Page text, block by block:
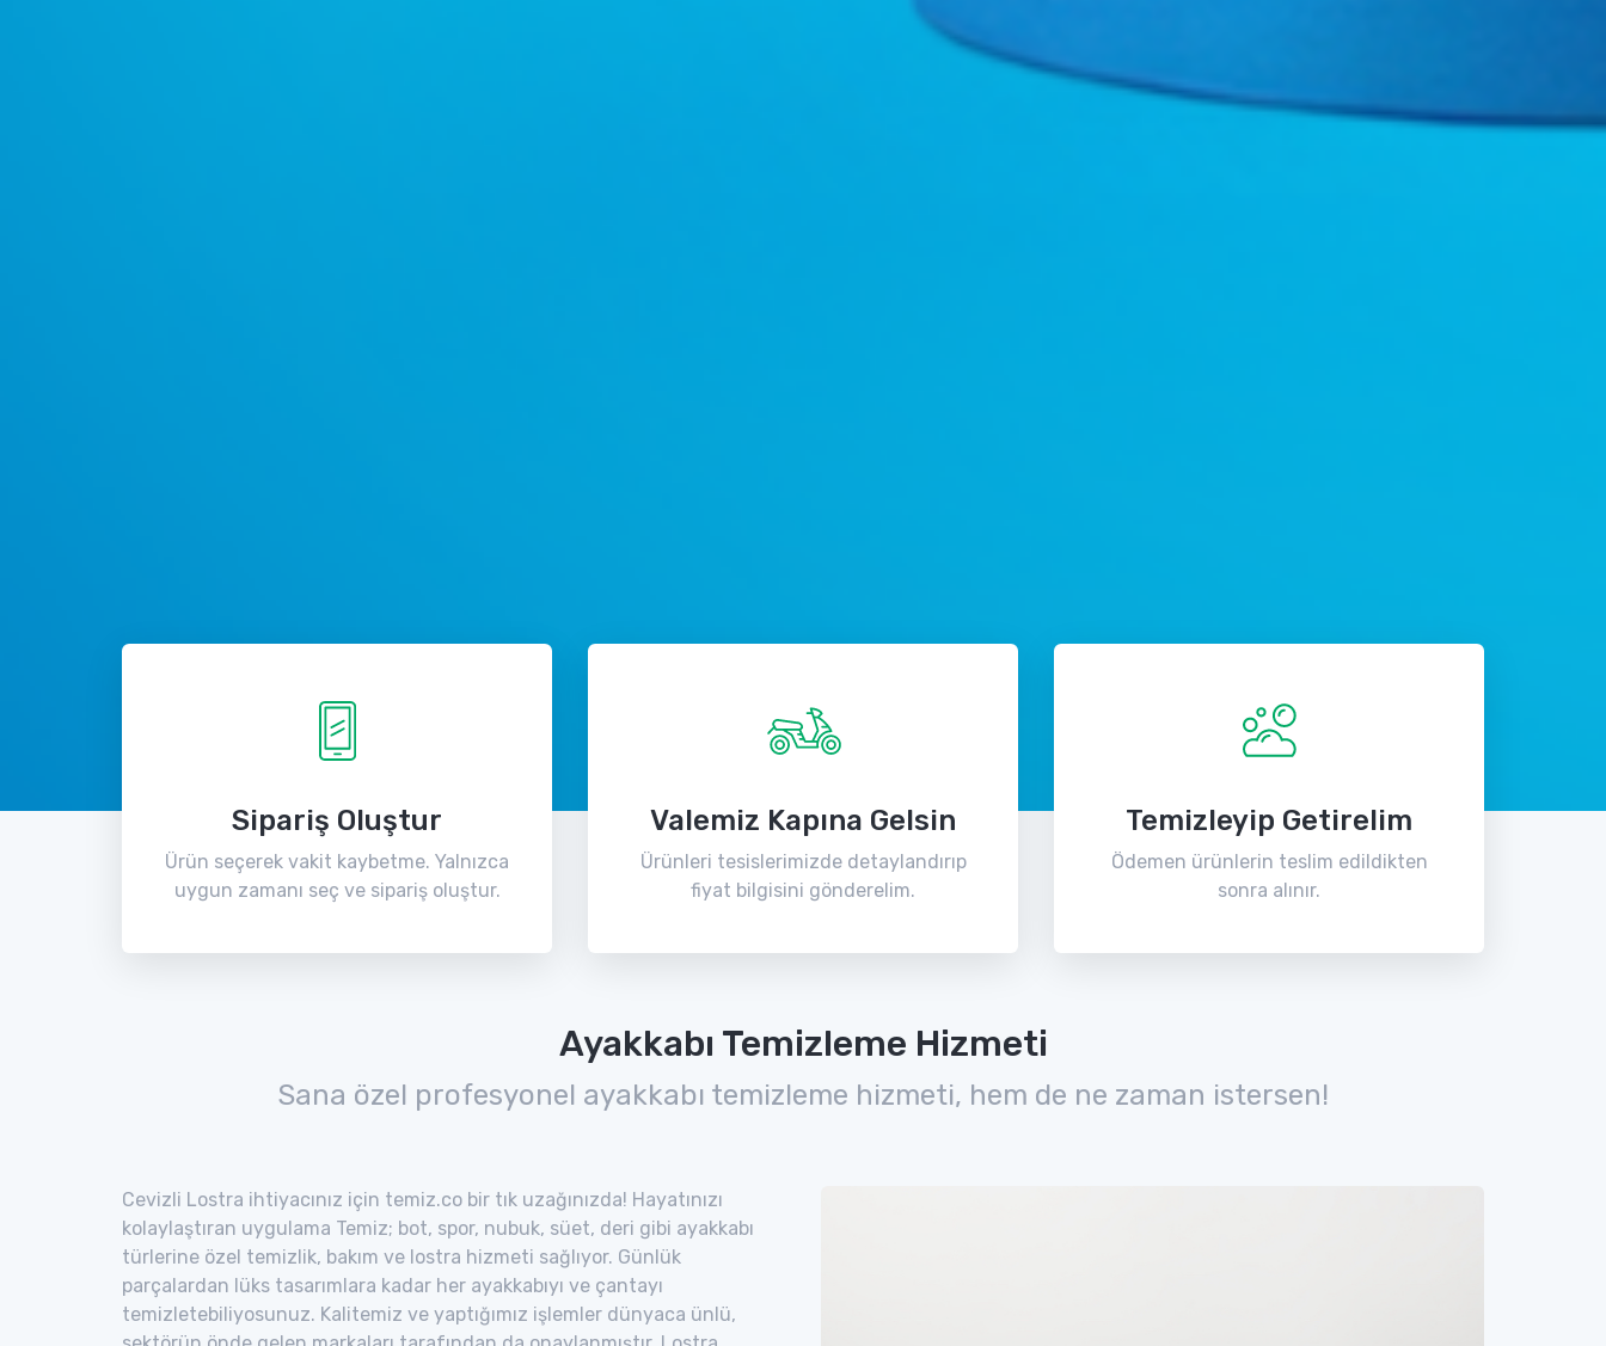
Sipariş Oluştur
Ürün seçerek vakit kaybetme. Yalnızca
uygun zamanı seç ve sipariş oluştur.
Valemiz Kapına Gelsin
Ürünleri tesislerimizde detaylandırıp
fiyat bilgisini gönderelim.
Temizleyip Getirelim
Ödemen ürünlerin teslim edildikten
sonra alınır.
Ayakkabı Temizleme Hizmeti
Sana özel profesyonel ayakkabı temizleme hizmeti, hem de ne zaman istersen!
Cevizli Lostra ihtiyacınız için temiz.co bir tık uzağınızda! Hayatınızı
kolaylaştıran uygulama Temiz; bot, spor, nubuk, süet, deri gibi ayakkabı
türlerine özel temizlik, bakım ve lostra hizmeti sağlıyor. Günlük
parçalardan lüks tasarımlara kadar her ayakkabıyı ve çantayı
temizletebiliyosunuz. Kalitemiz ve yaptığımız işlemler dünyaca ünlü,